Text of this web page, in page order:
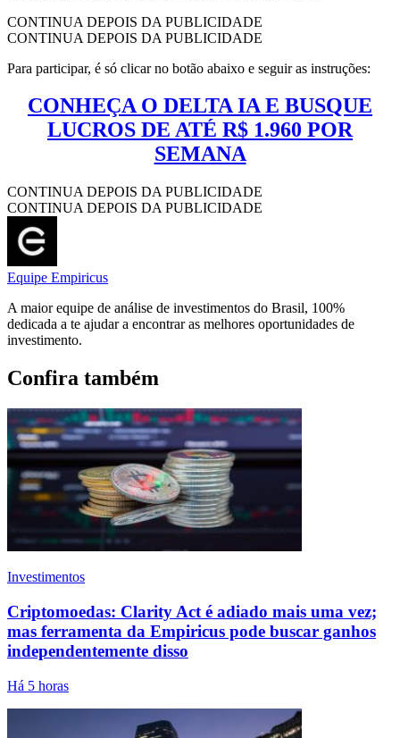
CONTINUA DEPOIS DA PUBLICIDADE
CONTINUA DEPOIS DA PUBLICIDADE
Para participar, é só clicar no botão abaixo e seguir as instruções:
CONHEÇA O DELTA IA E BUSQUE
LUCROS DE ATÉ R$ 1.960 POR
SEMANA
CONTINUA DEPOIS DA PUBLICIDADE
CONTINUA DEPOIS DA PUBLICIDADE
Equipe Empiricus
A maior equipe de análise de investimentos do Brasil, 100%
dedicada a te ajudar a encontrar as melhores oportunidades de
investimento.
Confira também
Investimentos
Criptomoedas: Clarity Act é adiado mais uma vez;
mas ferramenta da Empiricus pode buscar ganhos
independentemente disso
Há 5 horas